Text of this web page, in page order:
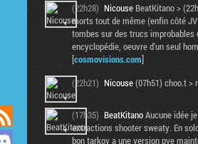
(22h28) Nicouse BeatKitano >
morts tout de même (enfin côté
tombes sur des trucs
encyclopédie, oeuvre d'un seul
[cosmovisions.com]
(22h21) Nicouse(07h51) choo.t >
(17h35) BeatKitanoAucune idée
extractions shooter sweaty. En
bon tarkov a une version pve